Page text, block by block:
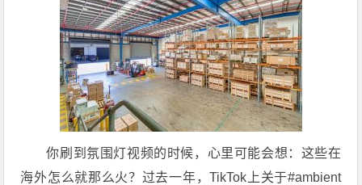
你刷到氛围灯视频的时候，心里可能会想：这些在
海外怎么就那么火？过去一年，TikTok上关于#ambient